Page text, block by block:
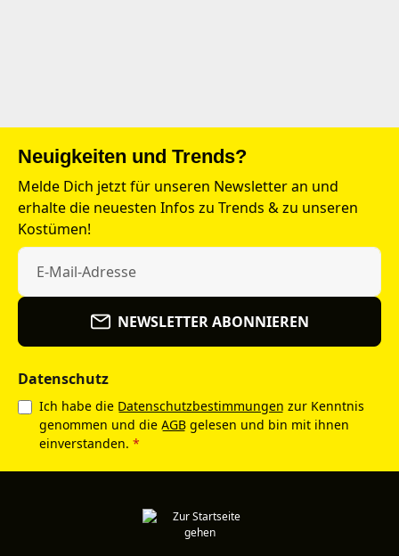
Neuigkeiten und Trends?
Melde Dich jetzt für unseren Newsletter an und
erhalte die neuesten Infos zu Trends & zu unseren
Kostümen!
NEWSLETTER ABONNIEREN
Datenschutz
Ich habe die Datenschutzbestimmungen zur Kenntnis
genommen und die AGB gelesen und bin mit ihnen
einverstanden. *